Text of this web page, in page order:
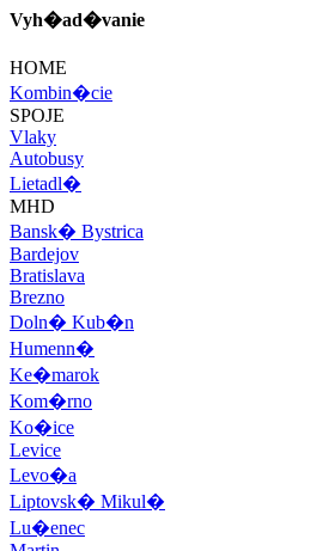
Vyh�ad�vanie
HOME
Kombin�cie
SPOJE
Vlaky
Autobusy
Lietadl�
MHD
Bansk� Bystrica
Bardejov
Bratislava
Brezno
Doln� Kub�n
Humenn�
Ke�marok
Kom�rno
Ko�ice
Levice
Levo�a
Liptovsk� Mikul�
Lu�enec